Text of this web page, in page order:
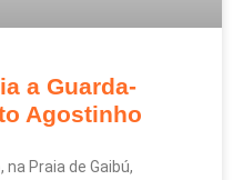
a Guarda-
Agostinho
na Praia de Gaibú,